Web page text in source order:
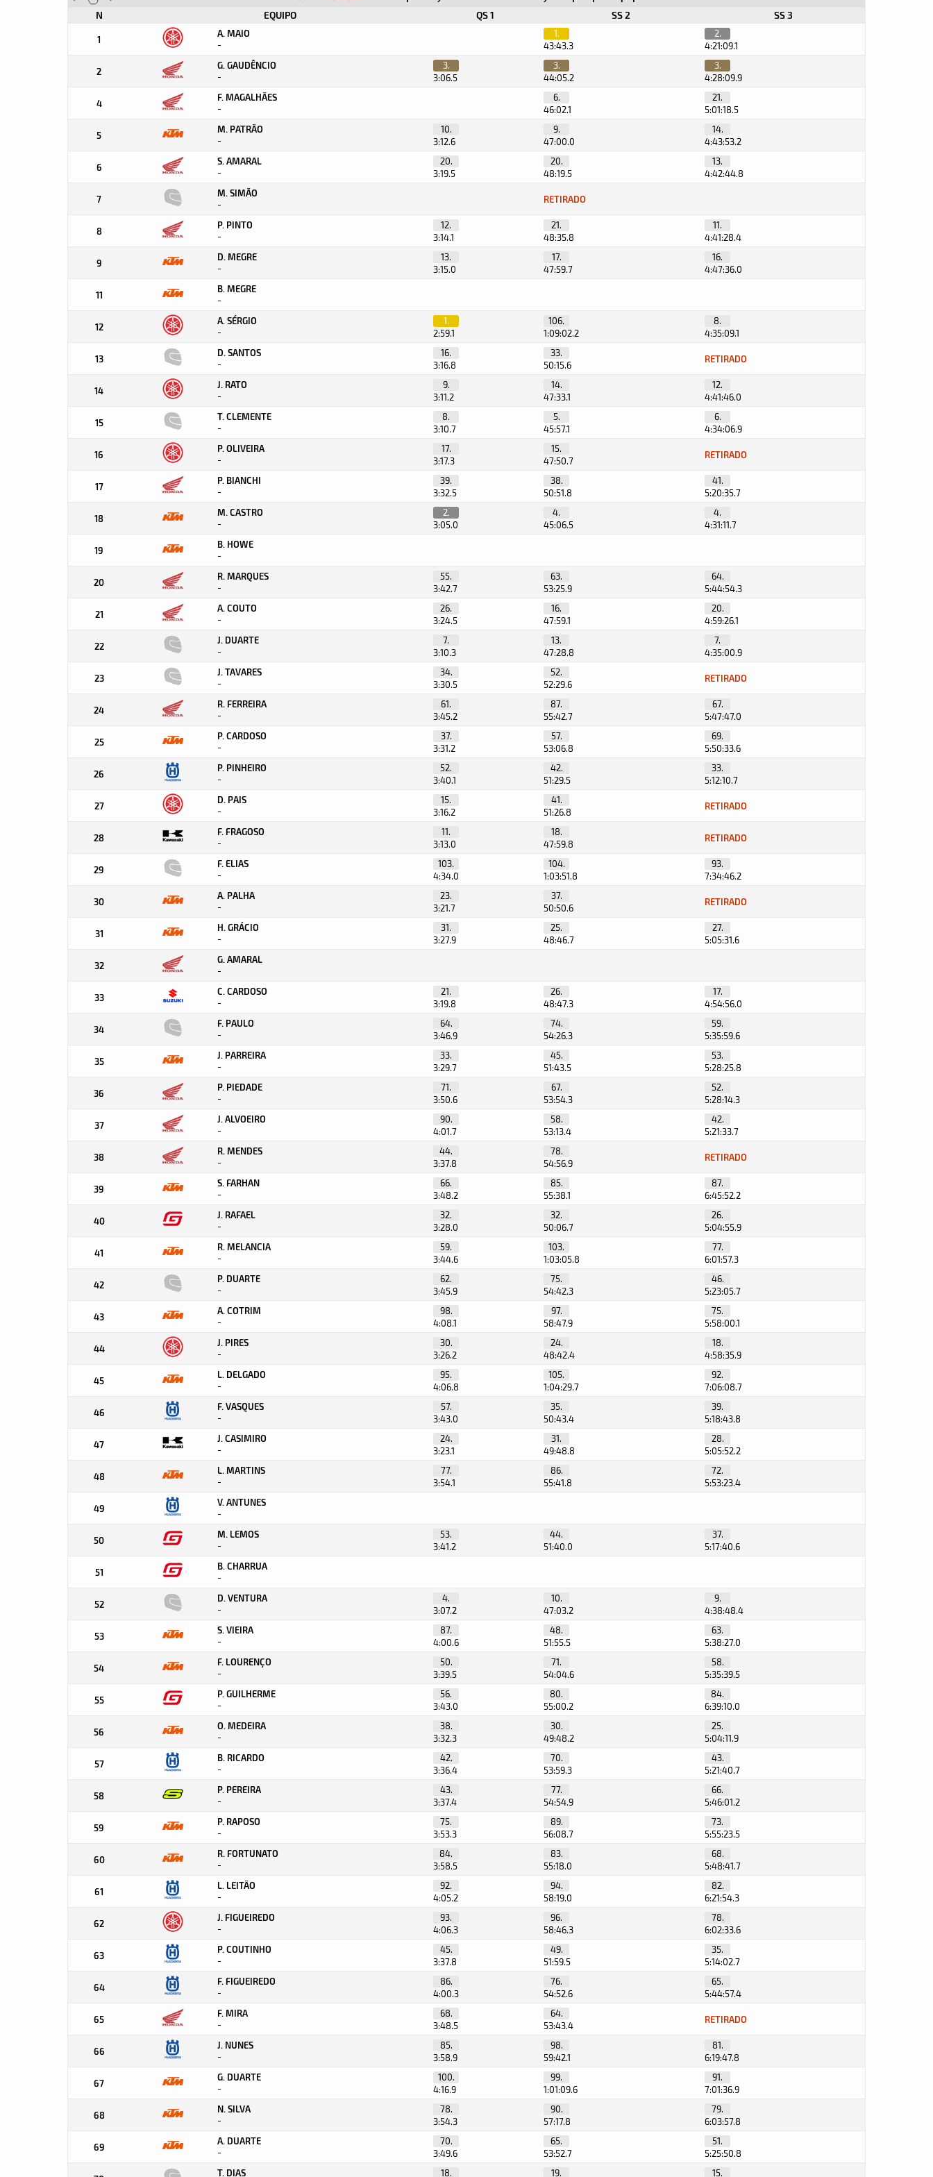
N EQUIPO QS 1 SS 2 SS 3
1
A. MAIO
-
1.
43:43.3
2.
4:21:09.1
2
G. GAUDÊNCIO
-
3.
3:06.5
3.
44:05.2
3.
4:28:09.9
4
F. MAGALHÃES
-
6.
46:02.1
21.
5:01:18.5
5
M. PATRÃO
-
10.
3:12.6
9.
47:00.0
14.
4:43:53.2
6
S. AMARAL
-
20.
3:19.5
20.
48:19.5
13.
4:42:44.8
7
M. SIMÃO
- RETIRADO
8
P. PINTO
-
12.
3:14.1
21.
48:35.8
11.
4:41:28.4
9
D. MEGRE
-
13.
3:15.0
17.
47:59.7
16.
4:47:36.0
11
B. MEGRE
-
12
A. SÉRGIO
-
1.
2:59.1
106.
1:09:02.2
8.
4:35:09.1
13
D. SANTOS
-
16.
3:16.8
33.
50:15.6
RETIRADO
14
J. RATO
-
9.
3:11.2
14.
47:33.1
12.
4:41:46.0
15
T. CLEMENTE
-
8.
3:10.7
5.
45:57.1
6.
4:34:06.9
16
P. OLIVEIRA
-
17.
3:17.3
15.
47:50.7
RETIRADO
17
P. BIANCHI
-
39.
3:32.5
38.
50:51.8
41.
5:20:35.7
18
M. CASTRO
-
2.
3:05.0
4.
45:06.5
4.
4:31:11.7
19
B. HOWE
-
20
R. MARQUES
-
55.
3:42.7
63.
53:25.9
64.
5:44:54.3
21
A. COUTO
-
26.
3:24.5
16.
47:59.1
20.
4:59:26.1
22
J. DUARTE
-
7.
3:10.3
13.
47:28.8
7.
4:35:00.9
23
J. TAVARES
-
34.
3:30.5
52.
52:29.6
RETIRADO
24
R. FERREIRA
-
61.
3:45.2
87.
55:42.7
67.
5:47:47.0
25
P. CARDOSO
-
37.
3:31.2
57.
53:06.8
69.
5:50:33.6
26
P. PINHEIRO
-
52.
3:40.1
42.
51:29.5
33.
5:12:10.7
27
D. PAIS
-
15.
3:16.2
41.
51:26.8
RETIRADO
28
F. FRAGOSO
-
11.
3:13.0
18.
47:59.8
RETIRADO
29
F. ELIAS
-
103.
4:34.0
104.
1:03:51.8
93.
7:34:46.2
30
A. PALHA
-
23.
3:21.7
37.
50:50.6
RETIRADO
31
H. GRÁCIO
-
31.
3:27.9
25.
48:46.7
27.
5:05:31.6
32
G. AMARAL
-
33
C. CARDOSO
-
21.
3:19.8
26.
48:47.3
17.
4:54:56.0
34
F. PAULO
-
64.
3:46.9
74.
54:26.3
59.
5:35:59.6
35
J. PARREIRA
-
33.
3:29.7
45.
51:43.5
53.
5:28:25.8
36
P. PIEDADE
-
71.
3:50.6
67.
53:54.3
52.
5:28:14.3
37
J. ALVOEIRO
-
90.
4:01.7
58.
53:13.4
42.
5:21:33.7
38
R. MENDES
-
44.
3:37.8
78.
54:56.9
RETIRADO
39
S. FARHAN
-
66.
3:48.2
85.
55:38.1
87.
6:45:52.2
40
J. RAFAEL
-
32.
3:28.0
32.
50:06.7
26.
5:04:55.9
41
R. MELANCIA
-
59.
3:44.6
103.
1:03:05.8
77.
6:01:57.3
42
P. DUARTE
-
62.
3:45.9
75.
54:42.3
46.
5:23:05.7
43
A. COTRIM
-
98.
4:08.1
97.
58:47.9
75.
5:58:00.1
44
J. PIRES
-
30.
3:26.2
24.
48:42.4
18.
4:58:35.9
45
L. DELGADO
-
95.
4:06.8
105.
1:04:29.7
92.
7:06:08.7
46
F. VASQUES
-
57.
3:43.0
35.
50:43.4
39.
5:18:43.8
47
J. CASIMIRO
-
24.
3:23.1
31.
49:48.8
28.
5:05:52.2
48
L. MARTINS
-
77.
3:54.1
86.
55:41.8
72.
5:53:23.4
49
V. ANTUNES
-
50
M. LEMOS
-
53.
3:41.2
44.
51:40.0
37.
5:17:40.6
51
B. CHARRUA
-
52
D. VENTURA
-
4.
3:07.2
10.
47:03.2
9.
4:38:48.4
53
S. VIEIRA
-
87.
4:00.6
48.
51:55.5
63.
5:38:27.0
54
F. LOURENÇO
-
50.
3:39.5
71.
54:04.6
58.
5:35:39.5
55
P. GUILHERME
-
56.
3:43.0
80.
55:00.2
84.
6:39:10.0
56
O. MEDEIRA
-
38.
3:32.3
30.
49:48.2
25.
5:04:11.9
57
B. RICARDO
-
42.
3:36.4
70.
53:59.3
43.
5:21:40.7
58
P. PEREIRA
-
43.
3:37.4
77.
54:54.9
66.
5:46:01.2
59
P. RAPOSO
-
75.
3:53.3
89.
56:08.7
73.
5:55:23.5
60
R. FORTUNATO
-
84.
3:58.5
83.
55:18.0
68.
5:48:41.7
61
L. LEITÃO
-
92.
4:05.2
94.
58:19.0
82.
6:21:54.3
62
J. FIGUEIREDO
-
93.
4:06.3
96.
58:46.3
78.
6:02:33.6
63
P. COUTINHO
-
45.
3:37.8
49.
51:59.5
35.
5:14:02.7
64
F. FIGUEIREDO
-
86.
4:00.3
76.
54:52.6
65.
5:44:57.4
65
F. MIRA
-
68.
3:48.5
64.
53:43.4
RETIRADO
66
J. NUNES
-
85.
3:58.9
98.
59:42.1
81.
6:19:47.8
67
G. DUARTE
-
100.
4:16.9
99.
1:01:09.6
91.
7:01:36.9
68
N. SILVA
-
78.
3:54.3
90.
57:17.8
79.
6:03:57.8
69
A. DUARTE
-
70.
3:49.6
65.
53:52.7
51.
5:25:50.8
T. DIAS 18. 19. 15.